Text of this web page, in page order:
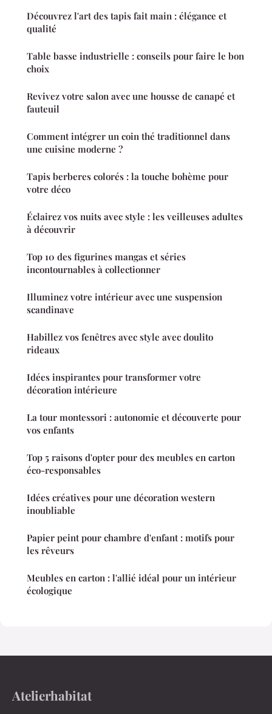
Découvrez l'art des tapis fait main : élégance et
qualité
Table basse industrielle : conseils pour faire le bon
choix
Revivez votre salon avec une housse de canapé et
fauteuil
Comment intégrer un coin thé traditionnel dans
une cuisine moderne ?
Tapis berberes colorés : la touche bohème pour
votre déco
Éclairez vos nuits avec style : les veilleuses adultes
à découvrir
Top 10 des figurines mangas et séries
incontournables à collectionner
Illuminez votre intérieur avec une suspension
scandinave
Habillez vos fenêtres avec style avec doulito
rideaux
Idées inspirantes pour transformer votre
décoration intérieure
La tour montessori : autonomie et découverte pour
vos enfants
Top 5 raisons d'opter pour des meubles en carton
éco-responsables
Idées créatives pour une décoration western
inoubliable
Papier peint pour chambre d'enfant : motifs pour
les rêveurs
Meubles en carton : l'allié idéal pour un intérieur
écologique
Atelierhabitat